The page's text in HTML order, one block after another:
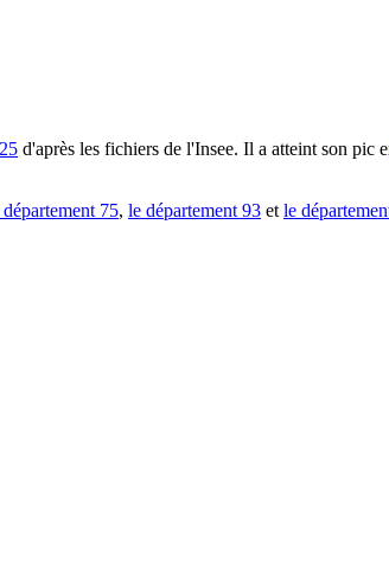
d'après les fichiers de l'Insee. Il a atteint son pic
75, le département 93 et le